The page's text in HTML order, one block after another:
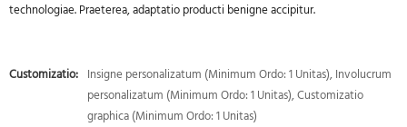
technologiae. Praeterea, adaptatio producti benigne accipitur.
Customizatio: Insigne personalizatum (Minimum Ordo: 1 Unitas), Involucrum
personalizatum (Minimum Ordo: 1 Unitas), Customizatio
graphica (Minimum Ordo: 1 Unitas)